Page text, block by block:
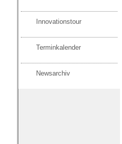
Innovationstour
Terminkalender
Newsarchiv